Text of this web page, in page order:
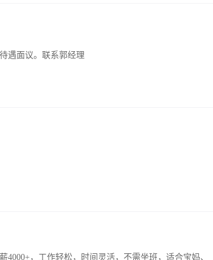
遇面议。联系郭经理
，工作轻松，时间灵活，不需坐班，适合宝妈、